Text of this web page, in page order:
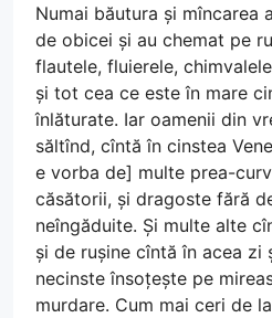
Numai băutura și mîncarea
de obicei și au chemat pe
flautele, fluierele,
și tot cea ce este în mare
înlăturate. Iar oamenii din
săltînd, cîntă în cinstea
e vorba de] multe prea-
căsătorii, și dragoste fără
neîngăduite. Și multe alte
și de rușine cîntă în acea zi
necinste însoțește pe
murdare. Cum mai ceri de